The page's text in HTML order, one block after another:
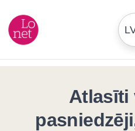
Atlasīti